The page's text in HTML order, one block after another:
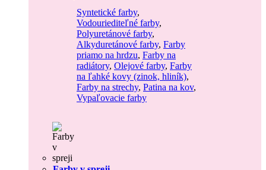
Syntetické farby,
Vodouriediteľné farby,
Polyuretánové farby,
Alkyduretánové farby, Farby
priamo na hrdzu, Farby na
radiátory, Olejové farby, Farby
na ľahké kovy (zinok, hliník),
Farby na strechy, Patina na kov,
Vypaľovacie farby